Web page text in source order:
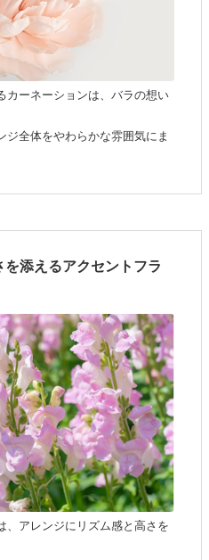
カーネーションは、バラの想い
全体をやわらかな雰囲気にま
添えるアクセントフラ
、アレンジにリズム感と高さを